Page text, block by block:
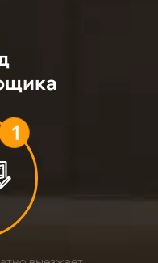
1